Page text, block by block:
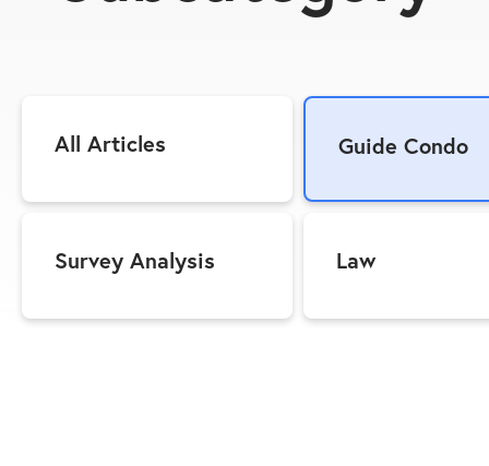
All Articles Guide Condo
Survey Analysis Law
Knowledge All Guide Condo Money 101